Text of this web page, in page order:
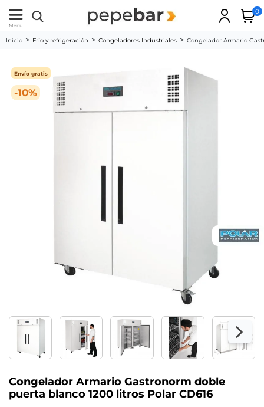
Menu
0
Inicio Frío y refrigeración Congeladores Industriales Congelador Armario
-10%
Envío gratis
Congelador Armario Gastronorm doble
puerta blanco 1200 litros Polar CD616